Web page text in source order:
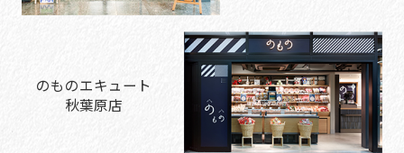
のものエキュート
秋葉原店